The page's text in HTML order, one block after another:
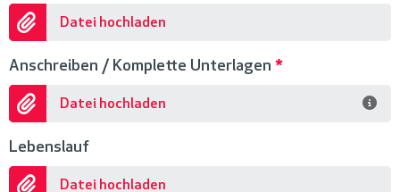
Datei hochladen
Anschreiben / Komplette Unterlagen *
Datei hochladen
Lebenslauf
Datei hochladen